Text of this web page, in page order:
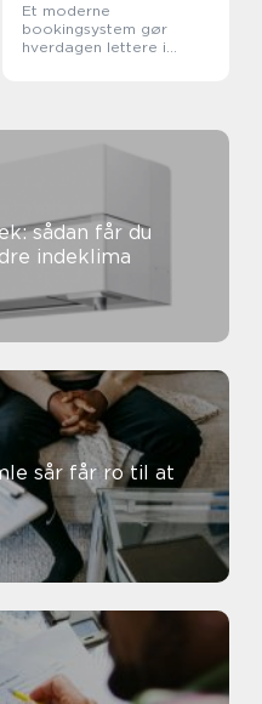
Et moderne
bookingsystem gør
hverdagen lettere i
sådan får du
indeklima
sår får ro til at